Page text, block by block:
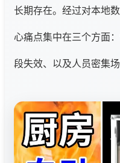
长期存在。经过对本地
心痛点集中在三个方面
段失效、以及人员密集